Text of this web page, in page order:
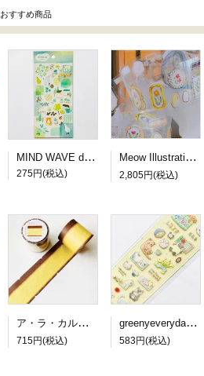
おすすめ商品
MIND WAVE dewdrop sticker green
275円(税込)
Meow Illustration PETロールシール Frames
2,805円(税込)
ア・ラ・カル堂 カステラのロール付箋
715円(税込)
greenyeveryday PETステッカー lazy cat
583円(税込)